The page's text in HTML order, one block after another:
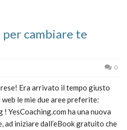
cambiare te
0
Era arrivato il tempo giusto
le mie due aree preferite:
YesCoaching.com ha una nuova
ad iniziare dall’eBook gratuito che